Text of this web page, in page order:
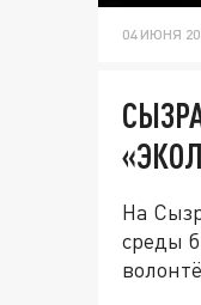
04 ИЮНЯ
На
среды